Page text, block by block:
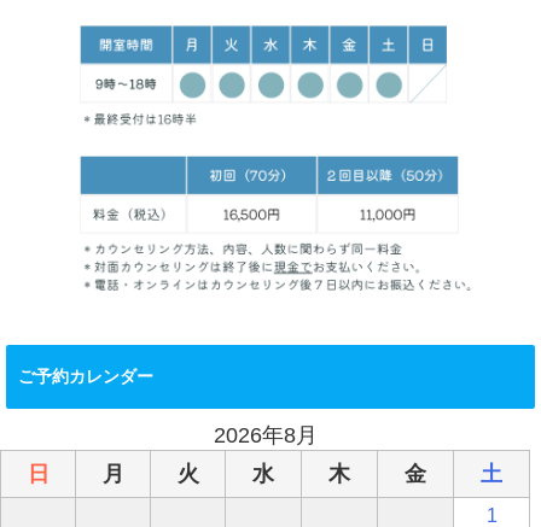
ご予約カレンダー
2026年8月
日
月 火 水 木 金 土
1